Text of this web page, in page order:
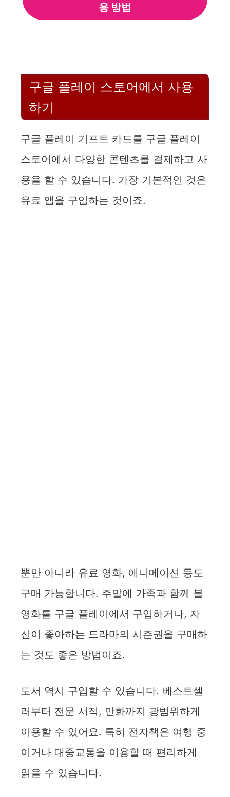
용 방법
구글 플레이 스토어에서 사용
하기
구글 플레이 기프트 카드를 구글 플레이
스토어에서 다양한 콘텐츠를 결제하고 사
용을 할 수 있습니다. 가장 기본적인 것은
유료 앱을 구입하는 것이죠.
뿐만 아니라 유료 영화, 애니메이션 등도
구매 가능합니다. 주말에 가족과 함께 볼
영화를 구글 플레이에서 구입하거나, 자
신이 좋아하는 드라마의 시즌권을 구매하
는 것도 좋은 방법이죠.
도서 역시 구입할 수 있습니다. 베스트셀
러부터 전문 서적, 만화까지 광범위하게
이용할 수 있어요. 특히 전자책은 여행 중
이거나 대중교통을 이용할 때 편리하게
읽을 수 있습니다.